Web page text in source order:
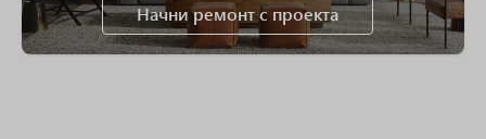
Начни ремонт с проекта